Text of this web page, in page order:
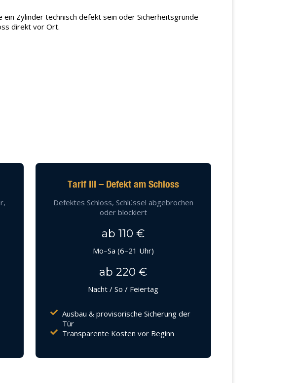
Zylinder technisch defekt sein oder Sicherheitsgründe
direkt vor Ort.
Tarif III – Defekt am Schloss
Defektes Schloss, Schlüssel abgebrochen
oder blockiert
ab 110 €
Mo–Sa (6–21 Uhr)
ab 220 €
Nacht / So / Feiertag
Ausbau & provisorische Sicherung der
Tür
Transparente Kosten vor Beginn